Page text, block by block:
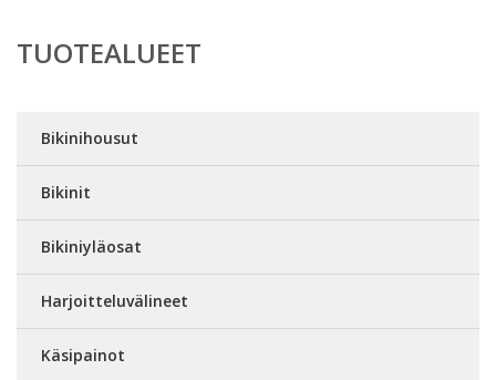
TUOTEALUEET
Bikinihousut
Bikinit
Bikiniyläosat
Harjoitteluvälineet
Käsipainot